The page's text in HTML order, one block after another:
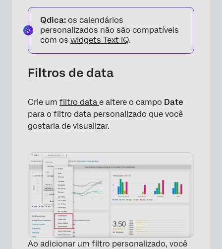
Qdica: os calendários
personalizados não são compatíveis
com os widgets Text iQ.
Filtros de data
Crie um filtro data e altere o campo Date
para o filtro data personalizado que você
gostaria de visualizar.
Ao adicionar um filtro personalizado, você